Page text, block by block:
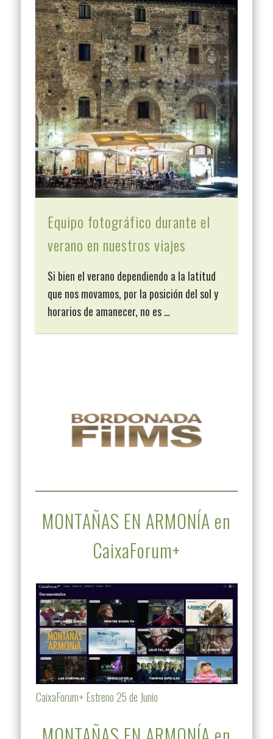
Equipo fotográfico durante el
verano en nuestros viajes
Si bien el verano dependiendo a la latitud
que nos movamos, por la posición del sol y
horarios de amanecer, no es …
MONTAÑAS EN ARMONÍA en
CaixaForum+
CaixaForum+ Estreno 25 de Junio